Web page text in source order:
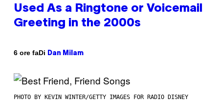
Used As a Ringtone or Voicemail
Greeting in the 2000s
6 ore faDi Dan Milam
PHOTO BY KEVIN WINTER/GETTY IMAGES FOR RADIO DISNEY